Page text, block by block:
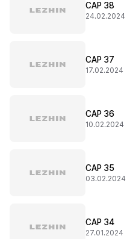
CAP 38
24.02.2024
CAP 37
17.02.2024
CAP 36
10.02.2024
CAP 35
03.02.2024
CAP 34
27.01.2024